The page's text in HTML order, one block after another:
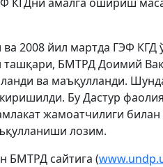
2008 йил мартда ГЭФ КГД
ташқари, БМТРД Доимий
ва маъқулланди.
Бу Дастур
жамоатчилиги
лозим.
БМТРД сайтига (